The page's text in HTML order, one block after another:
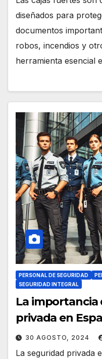
diseñados para
documentos
robos, incendios y
herramienta esencial
PERSONAL DE SEGURIDAD
SEGURIDAD INTEGRAL
La importancia
privada en
30 AGOSTO, 2024
La seguridad privada